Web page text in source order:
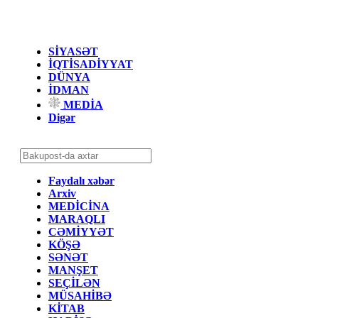
SİYASƏT
İQTİSADİYYAT
DÜNYA
İDMAN
MEDİA
Digər
Faydalı xəbər
Arxiv
MEDİCİNA
MARAQLI
CƏMİYYƏT
KÖŞƏ
SƏNƏT
MANŞET
SEÇİLƏN
MÜSAHİBƏ
KİTAB